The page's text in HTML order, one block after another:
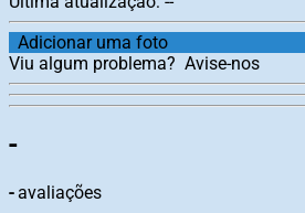
Adicionar uma foto
Viu algum problema? Avise-nos
-
-avaliações